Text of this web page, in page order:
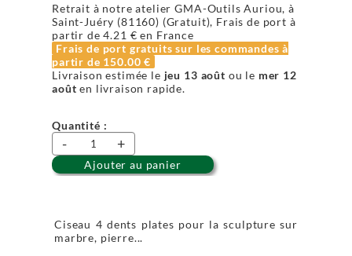
Retrait à notre atelier GMA-Outils Auriou, à
Saint-Juéry (81160) (Gratuit), Frais de port à
partir de4.21 € en France
Frais de port gratuits sur les commandes à
partir de 150.00 €
Livraison estimée le jeu 13 août ou le mer 12
août en livraison rapide.
Quantité :
- +
Ajouter au panier
Ciseau 4 dents plates pour la sculpture sur
marbre, pierre...